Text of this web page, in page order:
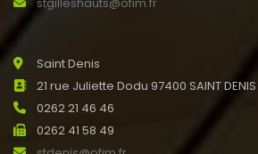
Saint Denis
21 rue Juliette Dodu 97400 SAINT DENIS
0262 21 46 46
0262 41 58 49